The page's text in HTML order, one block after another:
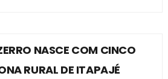
NASCE COM CINCO
RURAL DE ITAPAJÉ